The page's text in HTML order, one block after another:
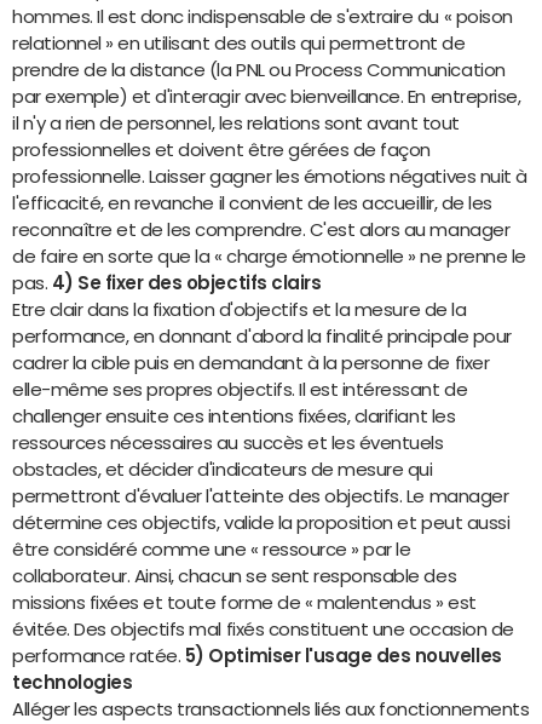
hommes. Il est donc indispensable de s'extraire du « poison
relationnel » en utilisant des outils qui permettront de
prendre de la distance (la PNL ou Process Communication
par exemple) et d'interagir avec bienveillance. En entreprise,
il n'y a rien de personnel, les relations sont avant tout
professionnelles et doivent être gérées de façon
professionnelle. Laisser gagner les émotions négatives nuit à
l'efficacité, en revanche il convient de les accueillir, de les
reconnaître et de les comprendre. C'est alors au manager
de faire en sorte que la « charge émotionnelle » ne prenne le
pas. 4) Se fixer des objectifs clairs
Etre clair dans la fixation d'objectifs et la mesure de la
performance, en donnant d'abord la finalité principale pour
cadrer la cible puis en demandant à la personne de fixer
elle-même ses propres objectifs. Il est intéressant de
challenger ensuite ces intentions fixées, clarifiant les
ressources nécessaires au succès et les éventuels
obstacles, et décider d'indicateurs de mesure qui
permettront d'évaluer l'atteinte des objectifs. Le manager
détermine ces objectifs, valide la proposition et peut aussi
être considéré comme une « ressource » par le
collaborateur. Ainsi, chacun se sent responsable des
missions fixées et toute forme de « malentendus » est
évitée. Des objectifs mal fixés constituent une occasion de
performance ratée. 5) Optimiser l'usage des nouvelles
technologies
Alléger les aspects transactionnels liés aux fonctionnements